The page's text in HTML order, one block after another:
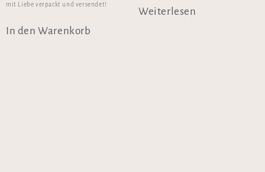
mit Liebe verpackt und versendet!
In den Warenkorb
Weiterlesen